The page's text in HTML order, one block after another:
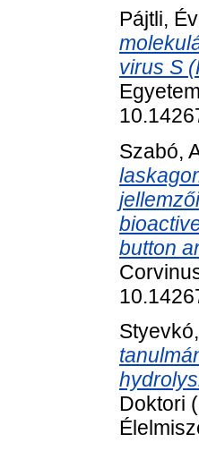
Pájtli,
virus S
Szabó,
button
Doktori